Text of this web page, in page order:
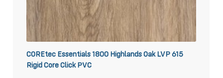
COREtec Essentials 1800 Highlands Oak LVP 615
Rigid Core Click PVC